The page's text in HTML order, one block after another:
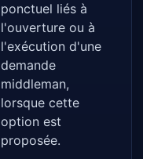
ponctuel liés à
l'ouverture ou à
l'exécution d'une
demande
middleman,
lorsque cette
option est
proposée.